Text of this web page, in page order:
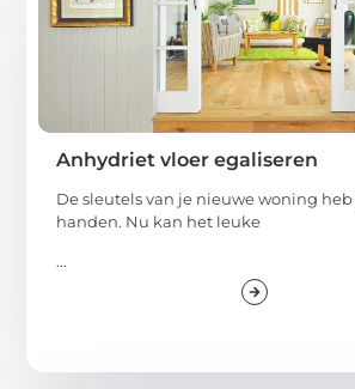
Anhydriet vloer egaliseren
De sleutels van je nieuwe woning
handen. Nu kan het leuke
...